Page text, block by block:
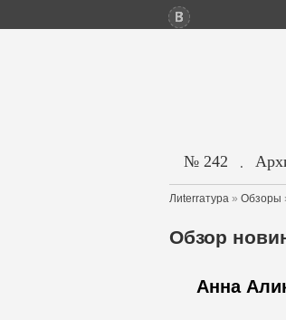
№ 242 .
Лиterraтура » Обзоры
Обзор
Анна